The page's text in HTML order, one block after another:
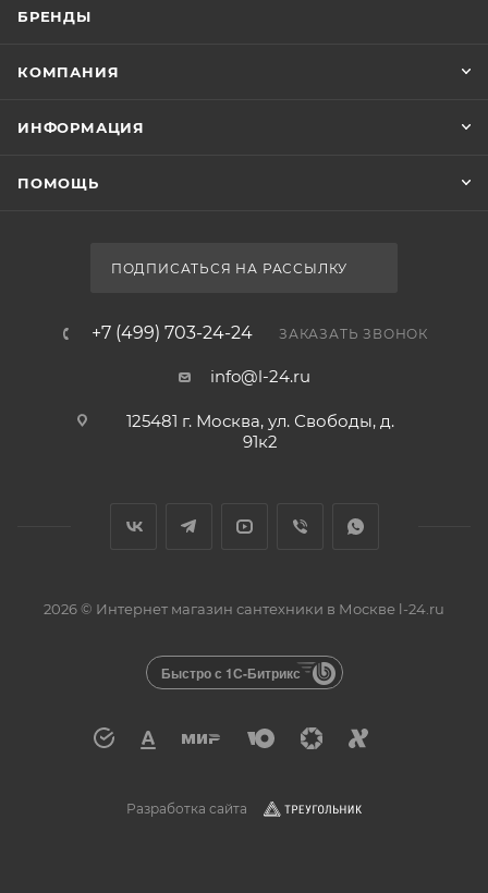
БРЕНДЫ
КОМПАНИЯ
ИНФОРМАЦИЯ
ПОМОЩЬ
ПОДПИСАТЬСЯ НА РАССЫЛКУ
+7 (499) 703-24-24 ЗАКАЗАТЬ ЗВОНОК
info@l-24.ru
125481 г. Москва, ул. Свободы, д.
91к2
2026 © Интернет магазин сантехники в Москве l-24.ru
Быстро с 1С-Битрикс
Разработка сайта